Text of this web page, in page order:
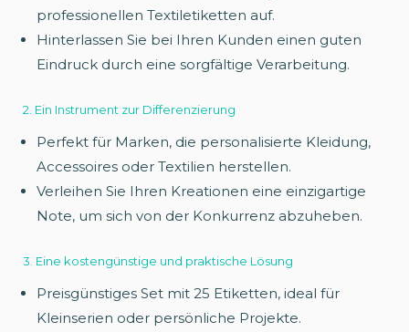
professionellen Textiletiketten auf.
Hinterlassen Sie bei Ihren Kunden einen guten
Eindruck durch eine sorgfältige Verarbeitung.
2. Ein Instrument zur Differenzierung
Perfekt für Marken, die personalisierte Kleidung,
Accessoires oder Textilien herstellen.
Verleihen Sie Ihren Kreationen eine einzigartige
Note, um sich von der Konkurrenz abzuheben.
3. Eine kostengünstige und praktische Lösung
Preisgünstiges Set mit 25 Etiketten, ideal für
Kleinserien oder persönliche Projekte.